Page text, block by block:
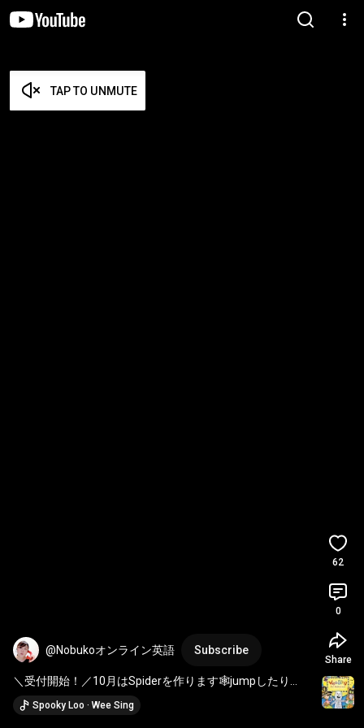
TAP TO UNMUTE
@Nobukoオンライン英語 Subscribe
＼受付開始！／10月はSpiderを作ります🕸jumpしたり
crawlしたり😱 #アートアンドクラフト
ィン製作
Spooky Loo · Wee Sing
62
0
Share